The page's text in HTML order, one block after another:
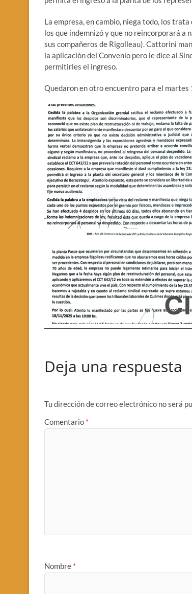
La empresa, en cambio, niega todo, los
los que indemnizó y que no reincorporará a
sus compañeros de Rigolleau). Cattorini
la aplicación del Convenio pero le dice al
permitirles el ingreso.
Quedaron en otro encuentro para el martes
Deja una respuesta
Tu dirección de correo electrónico no será
Comentario *
Nombre *